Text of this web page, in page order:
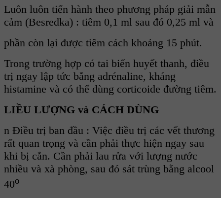
Luôn luôn tiến hành theo phương pháp giải mẫn
cảm (Besredka) : tiêm 0,1 ml sau đó 0,25 ml và
phần còn lại được tiêm cách khoảng 15 phút.
Trong trường hợp có tai biến huyết thanh, điều
trị ngay lập tức bằng adrénaline, kháng
histamine và có thể dùng corticoide đường tiêm.
LIỀU LƯỢNG và CÁCH DÙNG
n Điều trị ban đầu : Việc điều trị các vết thương
rất quan trọng và cần phải thực hiện ngay sau
khi bị cắn. Cần phải lau rửa với lượng nước
nhiều và xà phòng, sau đó sát trùng bằng alcool
40o